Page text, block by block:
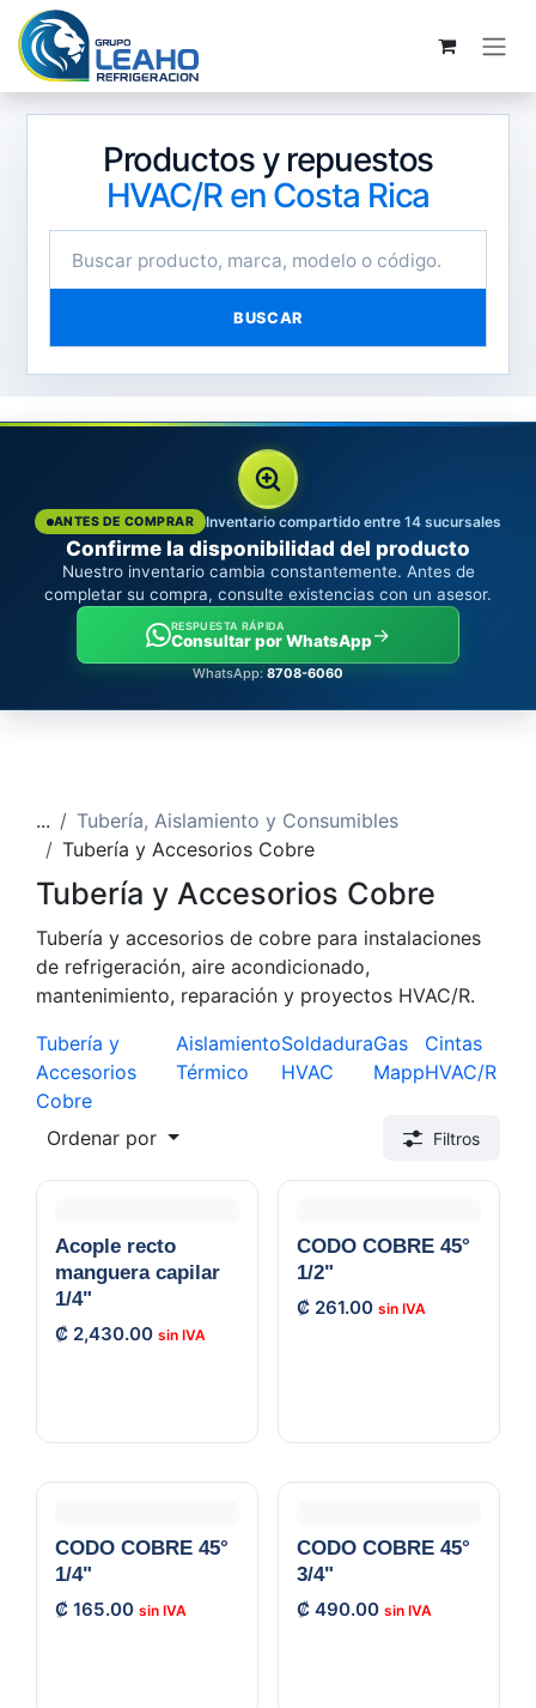
Ir al contenido
Productos y repuestos
HVAC/R en Costa Rica
BUSCAR
ANTES DE COMPRAR Inventario compartido entre 14 sucursales
Confirme la disponibilidad del producto
Nuestro inventario cambia constantemente. Antes de
completar su compra, consulte existencias con un asesor.
RESPUESTA RÁPIDA
Consultar por WhatsApp→
WhatsApp: 8708-6060
...
Tubería, Aislamiento y Consumibles
Tubería y Accesorios Cobre
Tubería y Accesorios Cobre
Tubería y accesorios de cobre para instalaciones
de refrigeración, aire acondicionado,
mantenimiento, reparación y proyectos HVAC/R.
Tubería y
Accesorios
Cobre
Aislamiento
Térmico
Soldadura
HVAC
Gas
Mapp
Cintas
HVAC/R
Ordenar por Filtros
Acople recto
manguera capilar
1/4"
₡ 2,430.00
CODO COBRE 45°
1/2"
₡ 261.00
CODO COBRE 45°
1/4"
₡ 165.00
CODO COBRE 45°
3/4"
₡ 490.00